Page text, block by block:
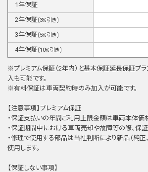
1年保証
2年保証(3%引き)
3年保証(5%引き)
4年保証(10%引き)
※プレミアム保証（2年内）と基本保証延⻑保証プ
⼊も可能です。
※有料保証は⾞両契約時のみ加⼊が可能です。
【注意事項】プレミアム保証
・保証支払いの年間ご利用上限金額は車両本体価格
・保証期間中における車両売却や故障等の際、保
・修理で使用する部品は当社判断により新品（純正
使用します。
【保証しない事項】